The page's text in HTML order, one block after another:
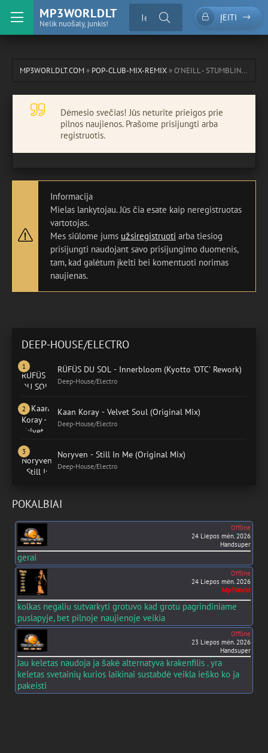
MP3WORLDLT
Nelik nuošaly, junkis!
ĮEITI
MP3WORLDLT.COM» POP-CLUB-MIX-REMIX» O'NEILL - STUMBLIN' IN
Dėmesio svečias! Jūs neturite prieigos prie
pilnos naujienos. Prašome prisijungti arba
registruotis.
Informacija
Mielas lankytojau. Jūs čia esate kaip neregistruotas
vartotojas.
Mes siūlome jums užsiregistruoti arba tiesiog
prisijungti naudojant savo prisijungimo duomenis,
tam, kad galėtum įkelti bei komentuoti norimas
naujienas.
DEEP-HOUSE/ELECTRO
RÜFÜS DU SOL - Innerbloom (Kyotto 'OTC' Rework)
Deep-House/Electro
Kaan Koray - Velvet Soul (Original Mix)
Deep-House/Electro
Noryven - Still In Me (Original Mix)
Deep-House/Electro
POKALBIAI
Offline
24 Liepos mėn. 2026
Handsuper
gerai
Offline
24 Liepos mėn. 2026
Mp3World
kolkas negaliu sutvarkyti grotuvo kad grotu pagrindiniame
puslapyje, bet pilnoje naujienoje veikia
Offline
23 Liepos mėn. 2026
Handsuper
Jau keletas naudoja ja šakė alternatyva krakenfilis . yra
keletas svetainių kurios laikinai sustabdė veikla ieško ko ja
pakeisti